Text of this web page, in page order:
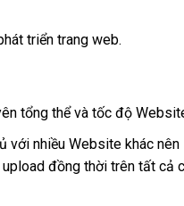
triển trang web.
tổng thể và tốc độ
với nhiều Website khác nên
đồng thời trên tất cả